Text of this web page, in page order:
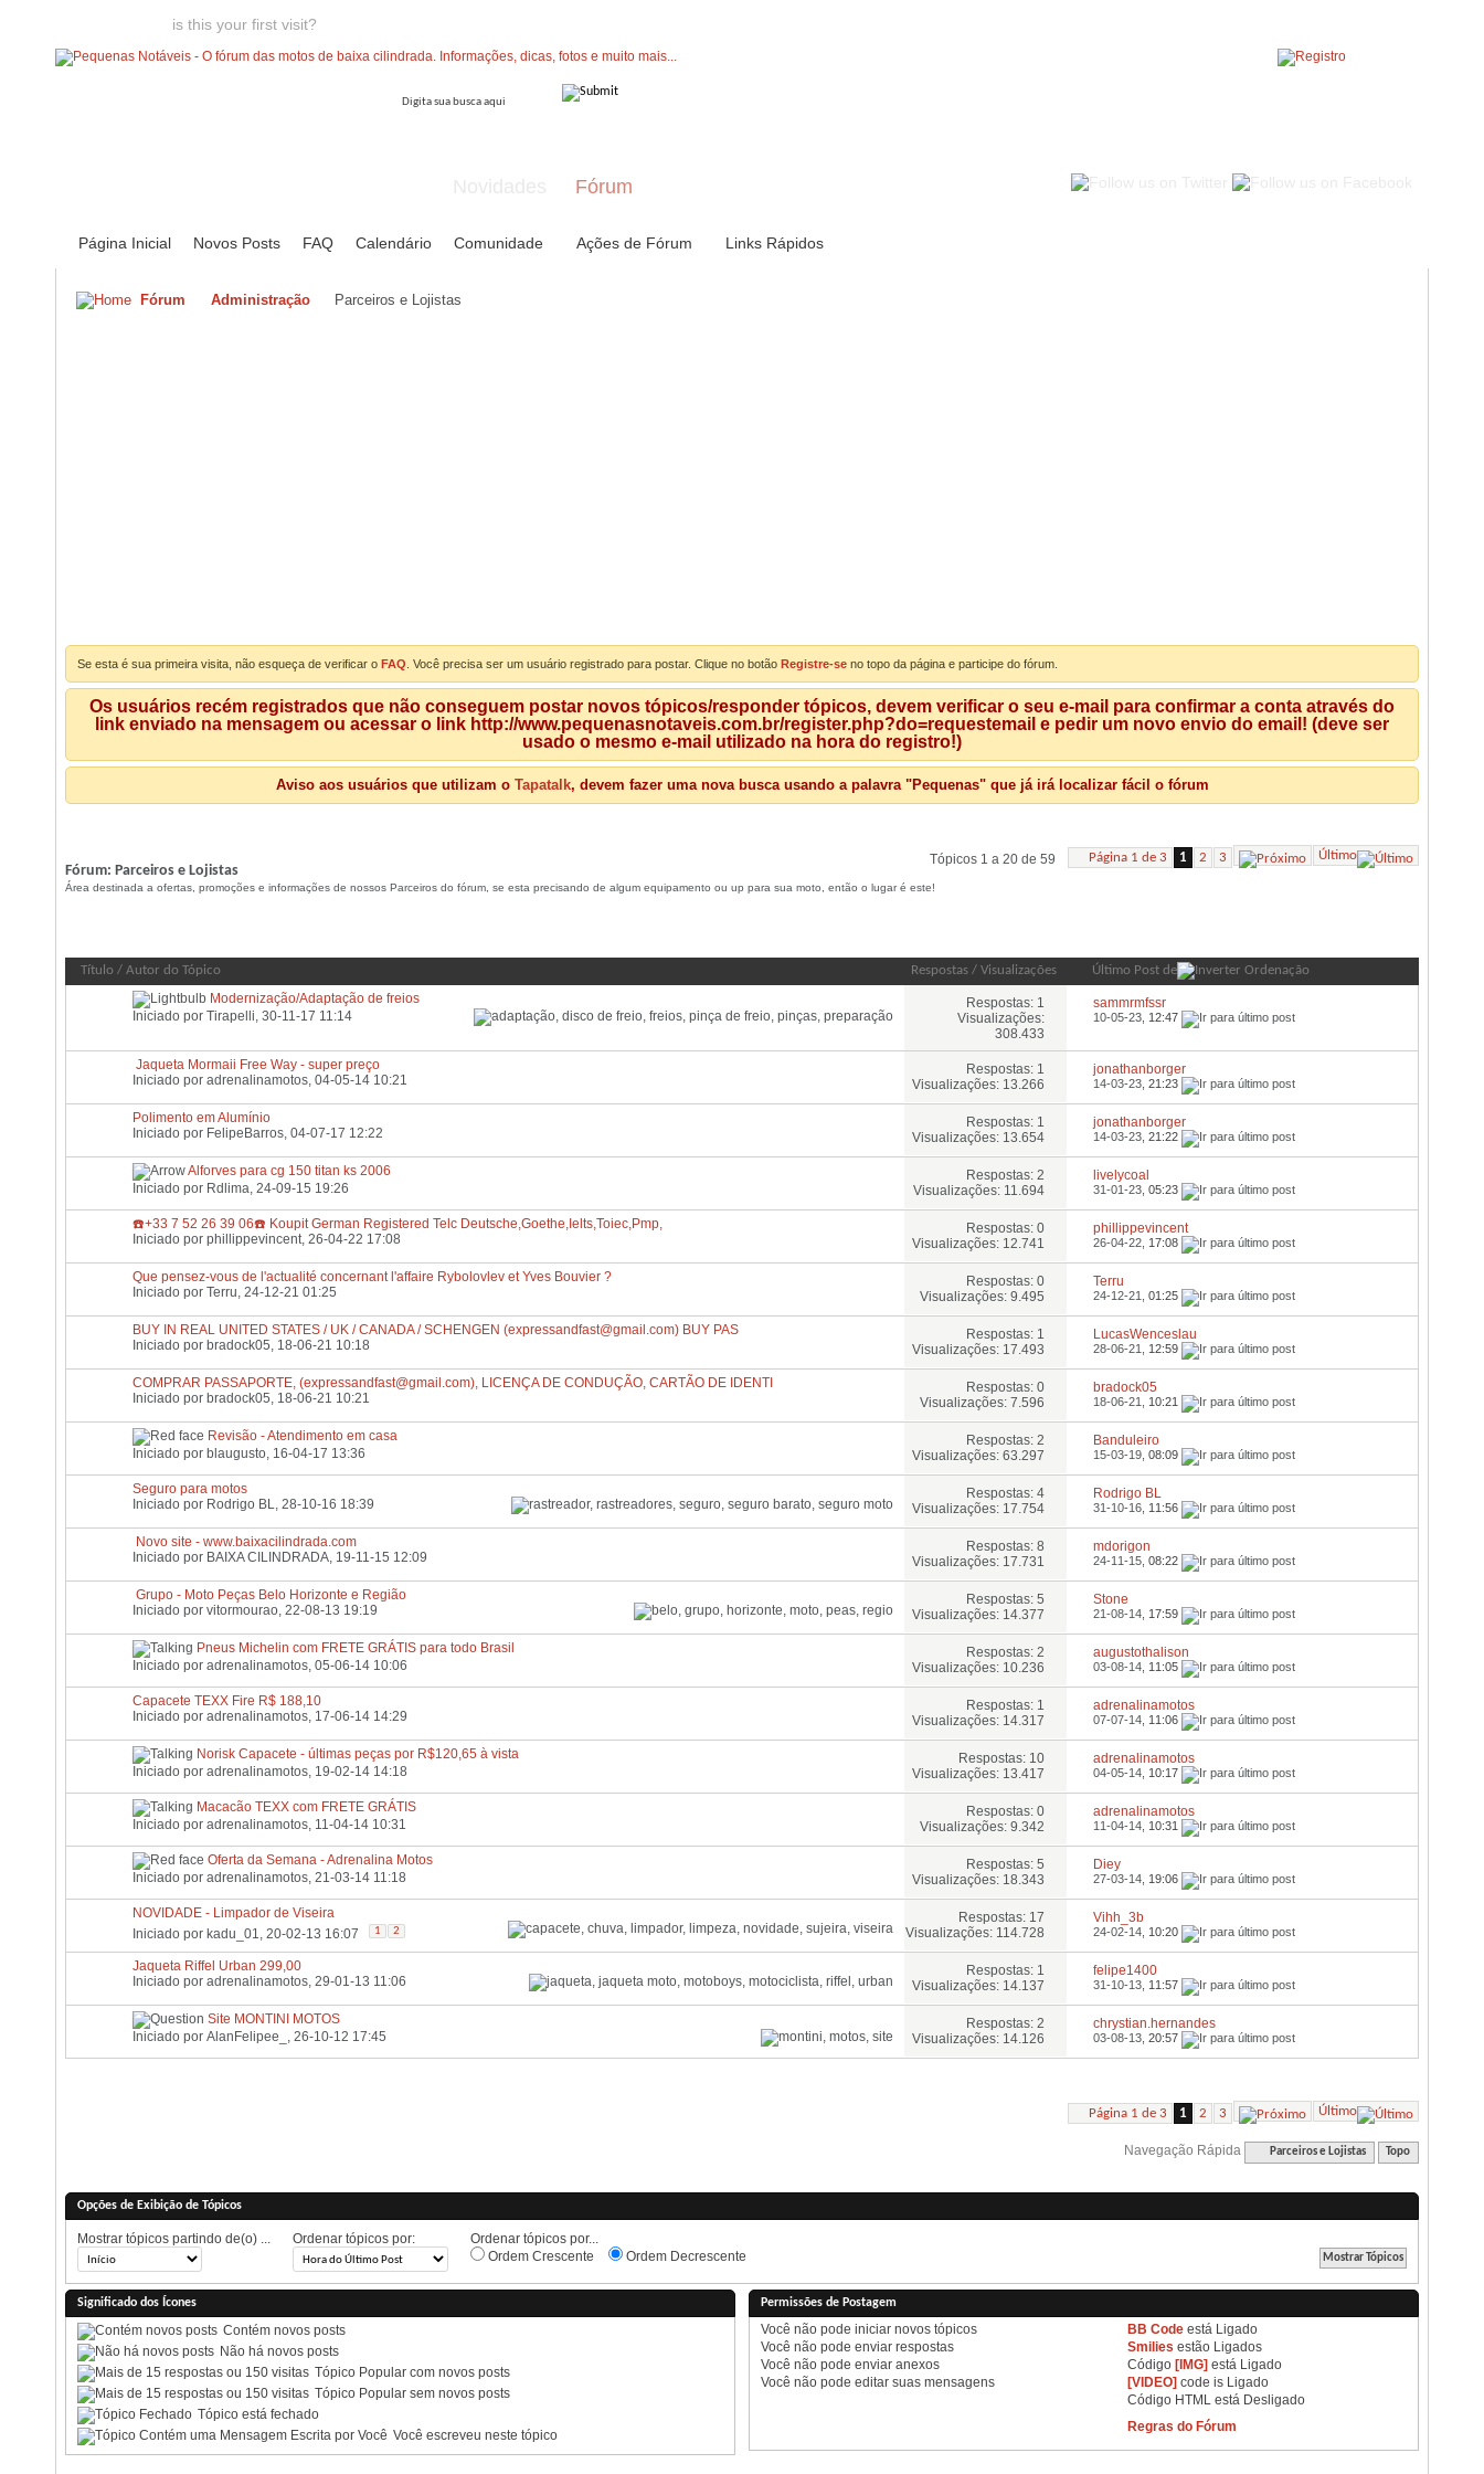
is this your first visit?
Fórum
Página Inicial Novos Posts FAQ Calendário Comunidade Ações de Fórum Links Rápidos
Fórum Administração Parceiros e Lojistas
Se esta é sua primeira visita, não esqueça de verificar o FAQ . Você precisa ser um usuário registrado para postar. Clique no botão Registre-se no topo da página e participe do fórum.
Os usuários recém registrados que não conseguem postar novos tópicos/responder tópicos, devem verificar o seu e-mail para confirmar a conta através do
link enviado na mensagem ou acessar o link http://www.pequenasnotaveis.com.br/register.php?do=requestemail e pedir um novo envio do email! (deve ser
usado o mesmo e-mail utilizado na hora do registro!)
Aviso aos usuários que utilizam o Tapatalk, devem fazer uma nova busca usando a palavra "Pequenas" que já irá localizar fácil o fórum
Página 1 de 3 1 2 3 Último
Tópicos 1 a 20 de 59
Fórum: Parceiros e Lojistas
Área destinada a ofertas, promoções e informações de nossos Parceiros do fórum, se esta precisando de algum equipamento ou up para sua moto, então o lugar é este!
Título / Autor do Tópico Respostas /Visualizações Último Post de
Modernização/Adaptação de freios
Iniciado por Tirapelli, 30-11-17 11:14
Respostas: 1
Visualizações:
308.433
sammrmfssr
10-05-23, 12:47
Jaqueta Mormaii Free Way - super preço
Iniciado por adrenalinamotos, 04-05-14 10:21
Respostas: 1
Visualizações: 13.266
jonathanborger
14-03-23,21:23
Polimento em Alumínio
Iniciado por FelipeBarros, 04-07-17 12:22
Respostas: 1
Visualizações: 13.654
jonathanborger
14-03-23,21:22
Alforves para cg 150 titan ks 2006
Iniciado por Rdlima, 24-09-15 19:26
Respostas: 2
Visualizações: 11.694
livelycoal
31-01-23,05:23
☎️+33 7 52 26 39 06☎️ Koupit German Registered Telc Deutsche,Goethe,Ielts,Toiec,Pmp,
Iniciado por phillippevincent, 26-04-22 17:08
Respostas: 0
Visualizações: 12.741
phillippevincent
26-04-22, 17:08
Que pensez-vous de l'actualité concernant l'affaire Rybolovlev et Yves Bouvier ?
Iniciado por Terru, 24-12-21 01:25
Respostas: 0
Visualizações: 9.495
Terru
24-12-21,01:25
BUY IN REAL UNITED STATES / UK / CANADA / SCHENGEN (expressandfast@gmail.com) BUY PAS
Iniciado por bradock05, 18-06-21 10:18
Respostas: 1
Visualizações: 17.493
LucasWenceslau
28-06-21, 12:59
COMPRAR PASSAPORTE, (expressandfast@gmail.com), LICENÇA DE CONDUÇÃO, CARTÃO DE IDENTI
Iniciado por bradock05, 18-06-21 10:21
Respostas: 0
Visualizações: 7.596
bradock05
18-06-21, 10:21
Revisão - Atendimento em casa
Iniciado por blaugusto, 16-04-17 13:36
Respostas: 2
Visualizações: 63.297
Banduleiro
15-03-19,08:09
Seguro para motos
Iniciado por Rodrigo BL, 28-10-16 18:39
Respostas: 4
Visualizações: 17.754
Rodrigo BL
31-10-16, 11:56
Novo site - www.baixacilindrada.com
Iniciado por BAIXA CILINDRADA, 19-11-15 12:09
Respostas: 8
Visualizações: 17.731
mdorigon
24-11-15,08:22
Grupo - Moto Peças Belo Horizonte e Região
Iniciado por vitormourao, 22-08-13 19:19
Respostas: 5
Visualizações: 14.377
Stone
21-08-14, 17:59
Pneus Michelin com FRETE GRÁTIS para todo Brasil
Iniciado por adrenalinamotos, 05-06-14 10:06
Respostas: 2
Visualizações: 10.236
augustothalison
03-08-14, 11:05
Capacete TEXX Fire R$ 188,10
Iniciado por adrenalinamotos, 17-06-14 14:29
Respostas: 1
Visualizações: 14.317
adrenalinamotos
07-07-14, 11:06
Norisk Capacete - últimas peças por R$120,65 à vista
Iniciado por adrenalinamotos, 19-02-14 14:18
Respostas: 10
Visualizações: 13.417
adrenalinamotos
04-05-14, 10:17
Macacão TEXX com FRETE GRÁTIS
Iniciado por adrenalinamotos, 11-04-14 10:31
Respostas: 0
Visualizações: 9.342
adrenalinamotos
11-04-14, 10:31
Oferta da Semana - Adrenalina Motos
Iniciado por adrenalinamotos, 21-03-14 11:18
Respostas: 5
Visualizações: 18.343
Diey
27-03-14, 19:06
NOVIDADE - Limpador de Viseira
Iniciado por kadu_01, 20-02-13 16:07 1 2
Respostas: 17
Visualizações: 114.728
Vihh_3b
24-02-14, 10:20
Jaqueta Riffel Urban 299,00
Iniciado por adrenalinamotos, 29-01-13 11:06
Respostas: 1
Visualizações: 14.137
felipe1400
31-10-13, 11:57
Site MONTINI MOTOS
Iniciado por AlanFelipee_ , 26-10-12 17:45
Respostas: 2
Visualizações: 14.126
chrystian.hernandes
03-08-13,20:57
Página 1 de 3 1 2 3 Último
Navegação Rápida Parceiros e Lojistas Topo
Opções de Exibição de Tópicos
Mostrar tópicos partindo de(o) ... Ordenar tópicos por:
Ordenar tópicos por...
Ordem Crescente
Ordem Decrescente
Significado dos Ícones
Contém novos posts
Não há novos posts
Tópico Popular com novos posts
Tópico Popular sem novos posts
Tópico está fechado
Você escreveu neste tópico
Permissões de Postagem
Vocênão pode iniciar novos tópicos
Vocênão pode enviar respostas
Vocênão pode enviar anexos
Vocênão pode editar suas mensagens
BB Code está Ligado
Smilies estão Ligados
Código [IMG] está Ligado
[VIDEO] code is Ligado
Código HTML está Desligado
Regras do Fórum